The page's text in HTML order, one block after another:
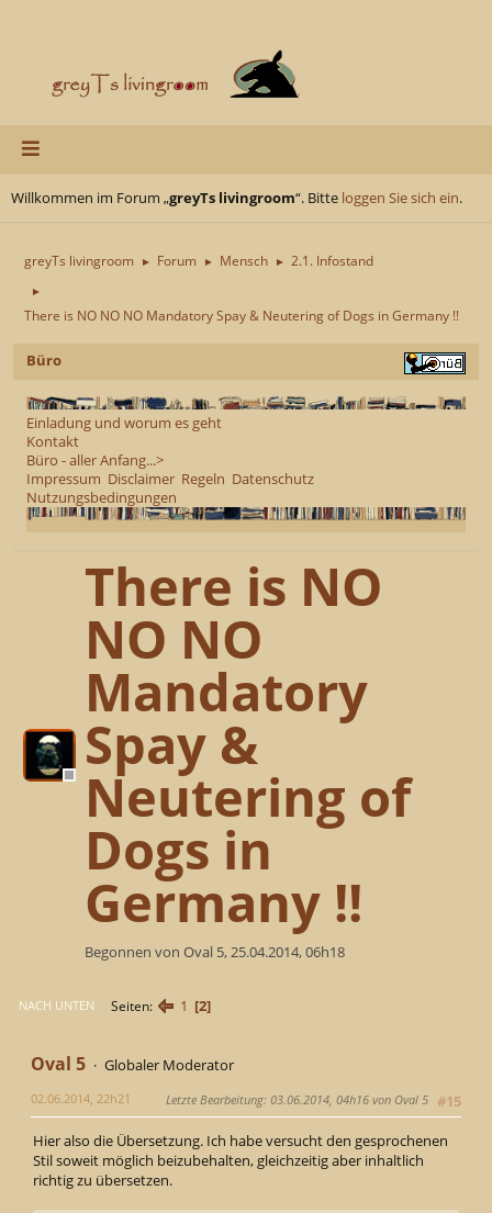
Willkommen im Forum „greyTs livingroom“. Bitte loggen Sie sich ein.
greyTs livingroom ► Forum ► Mensch ► 2.1. Infostand
►
There is NO NO NO Mandatory Spay & Neutering of Dogs in Germany !!
Büro
Einladung und worum es geht
Kontakt
Büro - aller Anfang...>
Impressum Disclaimer Regeln Datenschutz
Nutzungsbedingungen
There is NO
NO NO
Mandatory
Spay &
Neutering of
Dogs in
Germany !!
Begonnen von Oval 5, 25.04.2014, 06h18
NACH UNTEN Seiten 1 2
Oval 5
Globaler Moderator
#15
02.06.2014, 22h21 Letzte Bearbeitung: 03.06.2014, 04h16 von Oval 5
Hier also die Übersetzung. Ich habe versucht den gesprochenen
Stil soweit möglich beizubehalten, gleichzeitig aber inhaltlich
richtig zu übersetzen.